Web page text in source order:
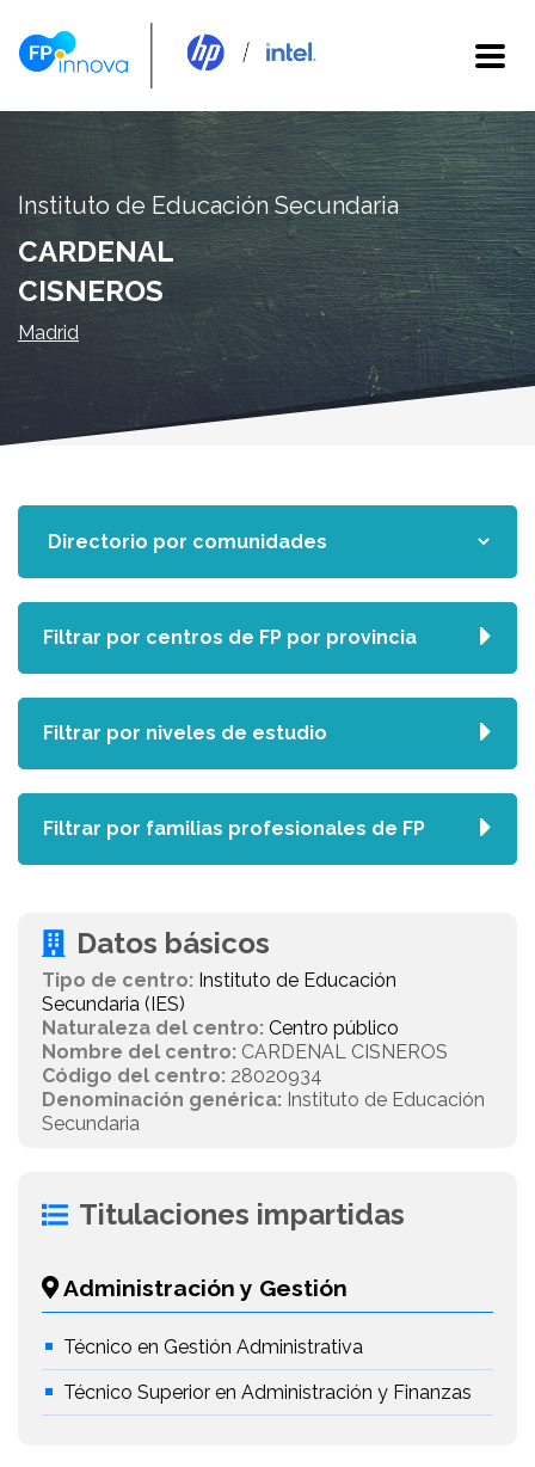
Instituto de Educación Secundaria
CARDENAL
CISNEROS
Madrid
Datos básicos
Tipo de centro: Instituto de Educación
Secundaria (IES)
Naturaleza del centro: Centro público
Nombre del centro: CARDENAL CISNEROS
Código del centro: 28020934
Denominación genérica: Instituto de Educación
Secundaria
Titulaciones impartidas
Administración y Gestión
Técnico en Gestión Administrativa
Técnico Superior en Administración y Finanzas
Filtrar por centros de FP por provincia
Filtrar por niveles de estudio
Filtrar por familias profesionales de FP